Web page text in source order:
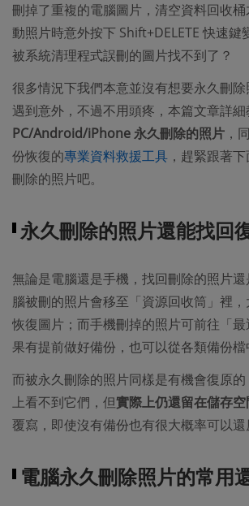
刪掉了重複的電腦圖片，清空資料回收
動照片時意外按下 Shift+DELETE 快速鍵
被系統清理程式誤刪的圖片找不到了？
很多情況下我們本意並沒有想要永久刪
遇到意外，不過不用頭疼，本篇文章詳細
PC/Android/iPhone 永久刪除的照片 ，
份恢復的專業資料救援工具 ，趕緊跟著
刪除的照片吧。
永久刪除的照片還能找回
無論是電腦還是手機，找回刪除的照片
腦被刪的照片會移至「資源回收筒」裡
恢復圖片；而手機刪掉的照片可前往「
果有提前做好備份，也可以從各類備份檔
而被永久刪除的照片同樣是有機會復原
上看不到它們，但實際上仍還留在儲存
覆寫，即使沒有備份也有很大概率可以還
電腦永久刪除照片的常用